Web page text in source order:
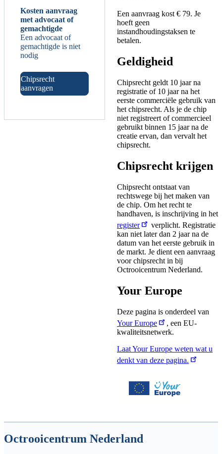
Een aanvraag kost € 79. Je
hoeft geen
instandhoudingstaksen te
betalen.
Geldigheid
Chipsrecht geldt 10 jaar na
registratie of 10 jaar na het
eerste commerciële gebruik van
het chipsrecht. Als je de chip
niet registreert of commercieel
gebruikt binnen 15 jaar na de
creatie ervan, dan vervalt het
chipsrecht.
Chipsrecht krijgen
Chipsrecht ontstaat van
rechtswege bij het maken van
de chip. Om het recht te
handhaven, is inschrijving in het
register
verplicht. Registratie
kan niet later dan 2 jaar na de
datum van het eerste gebruik in
de markt. Je dient een aanvraag
voor chipsrecht in bij
Octrooicentrum Nederland.
Your Europe
Deze pagina is onderdeel van
Your Europe
, een EU-
kwaliteitsnetwerk.
Laat Your Europe weten wat u
denkt van deze pagina.
Kosten aanvraag
met advocaat of
gemachtigde
Een advocaat of
gemachtigde is niet
nodig
Chipsrecht
aanvragen
Octrooicentrum Nederland